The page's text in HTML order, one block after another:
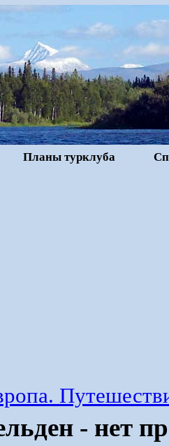
Планы турклуба
- нет